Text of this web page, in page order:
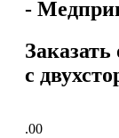
-
с
.00